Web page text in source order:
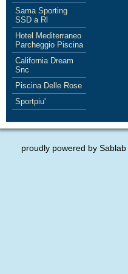
Sama Sporting
SSD a Rl
Hotel Mediterraneo
Parcheggio Piscina
California Dream
Snc
Piscina Delle Rose
Sportpiu'
proudly powered by Sablab